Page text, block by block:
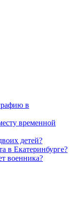
в
временной
детей?
в Екатеринбурге?
военника?